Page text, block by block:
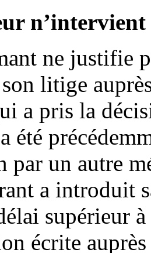
n’intervient
ne justifie
litige
a pris la
été
par un autre
a introduit
supérieur
écrite